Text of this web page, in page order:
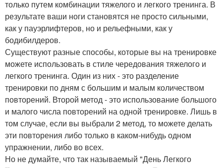
только путем комбинации тяжелого и легкого тренинга. В
результате ваши ноги становятся не просто сильными,
как у пауэрлифтеров, но и рельефными, как у
бодибилдеров.
Существуют разные способы, которые вы на тренировке
можете использовать в стиле чередования тяжелого и
легкого тренинга. Один из них - это разделение
тренировки по дням с большим и малым количеством
повторений. Второй метод - это использование большого
и малого числа повторений на одной тренировке. Лишь в
том случае, если вы выбрали 2 метод, то можете делать
эти повторения либо только в каком-нибудь одном
упражнении, либо во всех.
Но не думайте, что так называемый "День Легкого